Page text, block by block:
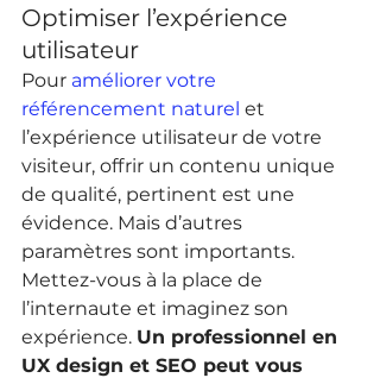
Optimiser l’expérience
utilisateur
Pour améliorer votre
référencement naturel et
l’expérience utilisateur de votre
visiteur, offrir un contenu unique
de qualité, pertinent est une
évidence. Mais d’autres
paramètres sont importants.
Mettez-vous à la place de
l’internaute et imaginez son
expérience. Un professionnel en
UX design et SEO peut vous